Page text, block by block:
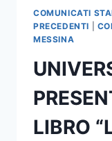
COMUNICATI
PRECEDENTI
MESSINA
LIBRO